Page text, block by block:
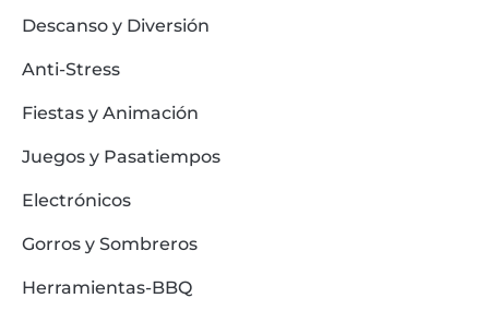
Descanso y Diversión
Anti-Stress
Fiestas y Animación
Juegos y Pasatiempos
Electrónicos
Gorros y Sombreros
Herramientas-BBQ